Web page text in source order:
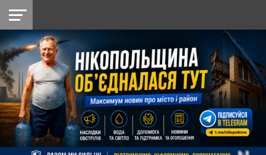
НІКОПОЛЬ
РАЙОН
СІЧЕСЛАВСЬКА
УКРАЇНА
РЕТРО
НІКОПОЛЬ
ЛАЙТ
УКРАЇНА
ДОПОМОГА
РАДІО